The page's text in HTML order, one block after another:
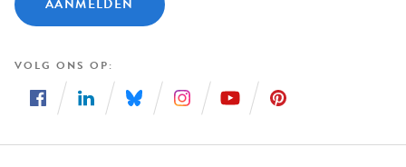
AANMELDEN
VOLG ONS OP
ons
ons
ons
ons
ons
ons